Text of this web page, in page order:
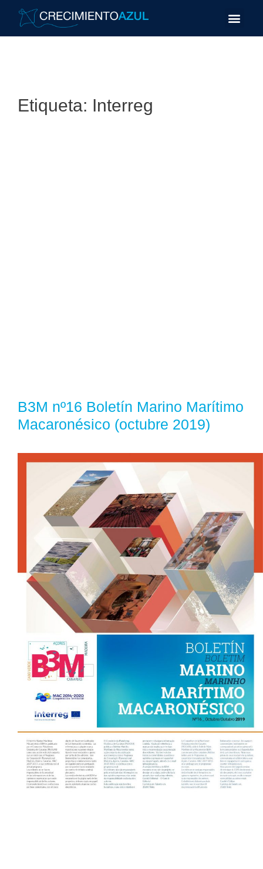
Etiqueta: Interreg
B3M nº16 Boletín Marino Marítimo
Macaronésico (octubre 2019)